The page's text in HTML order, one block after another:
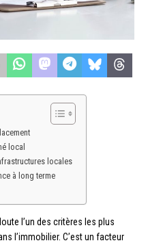
local
locales
à long terme
l’un des critères les plus
l’immobilier. C’est un facteur